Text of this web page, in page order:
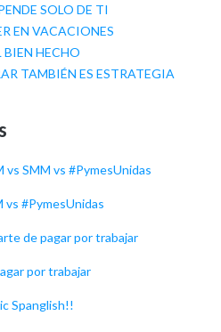
SOLO DE TI
EN VACACIONES
HECHO
TAMBIÉN ES ESTRATEGIA
vs SMM vs #PymesUnidas
vs #PymesUnidas
de pagar por trabajar
por trabajar
Spanglish!!